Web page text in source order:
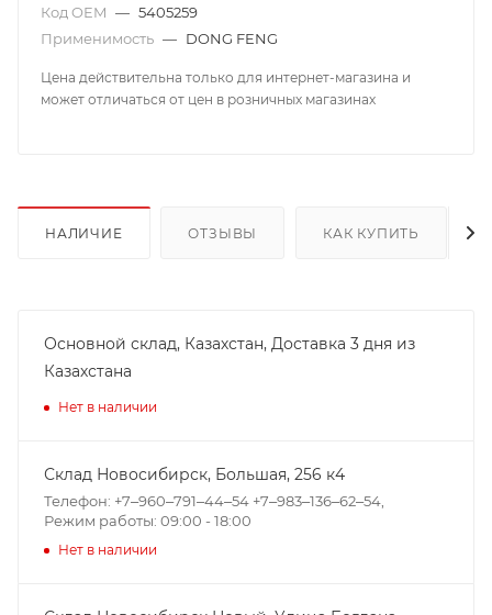
Код OEM — 5405259
Применимость — DONG FENG
Цена действительна только для интернет-магазина и
может отличаться от цен в розничных магазинах
НАЛИЧИЕ ОТЗЫВЫ КАК КУПИТЬ
Основной склад, Казахстан, Доставка 3 дня из
Казахстана
Нет в наличии
Склад Новосибирск, ​Большая, 256 к4
Телефон: +7‒960‒791‒44‒54 +7‒983‒136‒62‒54,
Режим работы: 09:00 - 18:00
Нет в наличии